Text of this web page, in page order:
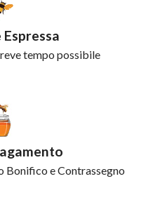
tempo possibile
e Contrassegno